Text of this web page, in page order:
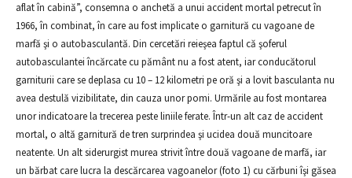
aflat în cabină”, consemna o anchetă a unui accident mortal petrecut în
1966, în combinat, în care au fost implicate o garnitură cu vagoane de
marfă şi o autobasculantă. Din cercetări reieşea faptul că şoferul
autobasculantei încărcate cu pământ nu a fost atent, iar conducătorul
garniturii care se deplasa cu 10 – 12 kilometri pe oră şi a lovit basculanta nu
avea destulă vizibilitate, din cauza unor pomi. Urmările au fost montarea
unor indicatoare la trecerea peste liniile ferate. Într-un alt caz de accident
mortal, o altă garnitură de tren surprindea şi ucidea două muncitoare
neatente. Un alt siderurgist murea strivit între două vagoane de marfă, iar
un bărbat care lucra la descărcarea vagoanelor (foto 1) cu cărbuni îşi găsea